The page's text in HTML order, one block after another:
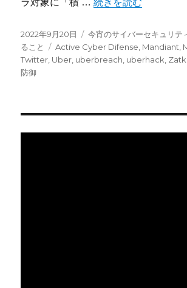
投
稿
日:
2022年9月20日
カ
テ
ゴ
今宵のサイバーセキュリテ
ること
タ
グ
Active Cyber Difense Mandiant
Twitter Uber uberbreach uberhack
防御